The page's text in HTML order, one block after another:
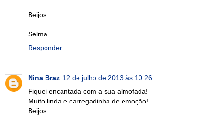
Beijos
Selma
Responder
Nina Braz 12 de julho de 2013 às 10:26
Fiquei encantada com a sua almofada!
Muito linda e carregadinha de emoção!
Beijos